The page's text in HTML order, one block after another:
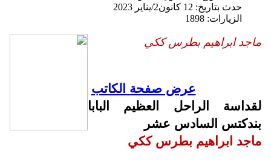
حدث بتاريخ: 12 كانون2/يناير 2023
الزيارات: 1898
ماجد ابراهيم بطرس ككي
عرض صفحة الكاتب
لقداسة الراحل العظيم البابا
بندكتس السادس عشر
ماجد ابراهيم بطرس ككي